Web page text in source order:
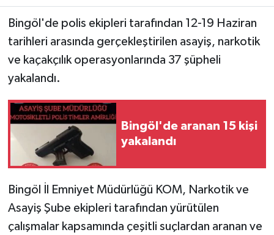
Bingöl'de polis ekipleri tarafından 12-19 Haziran
tarihleri arasında gerçekleştirilen asayiş, narkotik
ve kaçakçılık operasyonlarında 37 şüpheli
yakalandı.
Bingöl'de aranan 15 kişi
yakalandı
Bingöl İl Emniyet Müdürlüğü KOM, Narkotik ve
Asayiş Şube ekipleri tarafından yürütülen
çalışmalar kapsamında çeşitli suçlardan aranan ve
POLİTİKA
SAĞLIK
SPOR
TEKNOLOJİ
YAŞAM